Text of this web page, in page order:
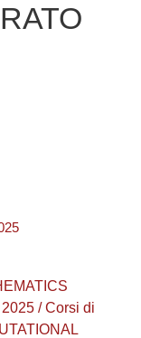
/ Corsi di